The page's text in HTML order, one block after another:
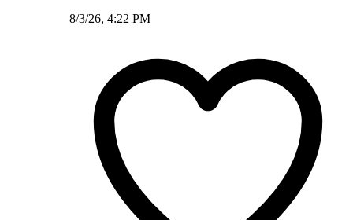
8/3/26, 4:22 PM